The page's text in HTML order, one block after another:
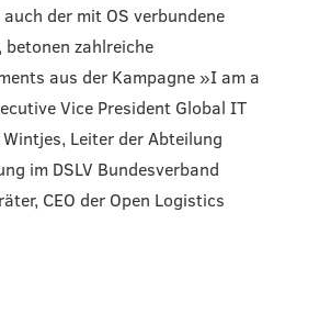
der mit OS verbundene
zahlreiche
aus der Kampagne »I am a
Vice President Global IT
Leiter der Abteilung
im DSLV Bundesverband
CEO der Open Logistics